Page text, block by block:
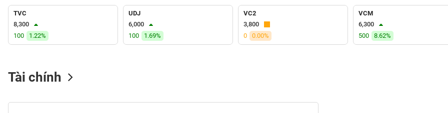
TVC
8,300
100
1.22%
UDJ
6,000
100
1.69%
VC2
3,800
0
0.00%
VCM
6,300
500
8.62%
Tài chính
(-)
VS-
SECTOR